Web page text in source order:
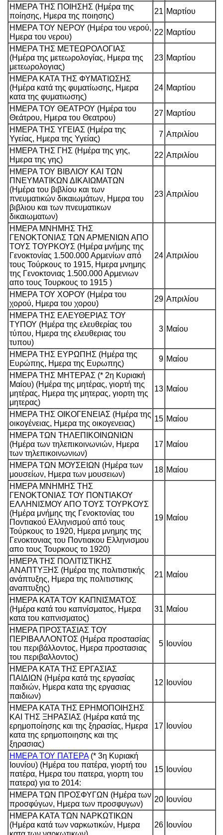
ΗΜΕΡΑ ΤΗΣ ΠΟΙΗΣΗΣ (Ημέρα της
ποίησης, Ημερα της ποιησης)
21 Μαρτίου
ΗΜΕΡΑ ΤΟΥ ΝΕΡΟΥ (Ημέρα του νερού,
Ημερα του νερου)
22 Μαρτίου
ΗΜΕΡΑ ΤΗΣ ΜΕΤΕΩΡΟΛΟΓΙΑΣ
(Ημέρα της μετεωρολογίας, Ημερα της
μετεωρολογιας)
23 Μαρτίου
ΗΜΕΡΑ ΚΑΤΑ ΤΗΣ ΦΥΜΑΤΙΩΣΗΣ
(Ημέρα κατά της φυματίωσης, Ημερα
κατα της φυματιωσης)
24 Μαρτίου
ΗΜΕΡΑ ΤΟΥ ΘΕΑΤΡΟΥ (Ημέρα του
Θεάτρου, Ημερα του Θεατρου)
27 Μαρτίου
ΗΜΕΡΑ ΤΗΣ ΥΓΕΙΑΣ (Ημέρα της
Υγείας, Ημερα της Υγείας)
7 Απριλίου
ΗΜΕΡΑ ΤΗΣ ΓΗΣ (Ημέρα της γης,
Ημερα της γης)
22 Απριλίου
ΗΜΕΡΑ ΤΟΥ ΒΙΒΛΙΟΥ ΚΑΙ ΤΩΝ
ΠΝΕΥΜΑΤΙΚΩΝ ΔΙΚΑΙΩΜΑΤΩΝ
(Ημέρα του βιβλίου και των
πνευματικών δικαιωμάτων, Ημερα του
βιβλιου και των πνευματικων
δικαιωματων)
23 Απριλίου
ΗΜΕΡΑ ΜΝΗΜΗΣ ΤΗΣ
ΓΕΝΟΚΤΟΝΙΑΣ ΤΩΝ ΑΡΜΕΝΙΩΝ ΑΠΟ
ΤΟΥΣ ΤΟΥΡΚΟΥΣ (Ημέρα μνήμης της
Γενοκτονίας 1.500.000 Αρμενίων από
τους Τούρκους το 1915, Ημερα μνημης
της Γενοκτονιας 1.500.000 Αρμενιων
απο τους Τουρκους το 1915 )
24 Απριλίου
ΗΜΕΡΑ ΤΟΥ ΧΟΡΟΥ (Ημέρα του
χορού, Ημερα του χορου)
29 Απριλίου
ΗΜΕΡΑ ΤΗΣ ΕΛΕΥΘΕΡΙΑΣ ΤΟΥ
ΤΥΠΟΥ (Ημέρα της ελευθερίας του
τύπου, Ημερα της ελευθεριας του
τυπου)
3 Μαίου
ΗΜΕΡΑ ΤΗΣ ΕΥΡΩΠΗΣ (Ημέρα της
Ευρώπης, Ημερα της Ευρωπης)
9 Μαίου
ΗΜΕΡΑ ΤΗΣ ΜΗΤΕΡΑΣ (* 2η Κυριακή
Μαίου) (Ημέρα της μητέρας, γιορτή της
μητέρας, Ημερα της μητερας, γιορτη της
μητερας)
13 Μαίου
ΗΜΕΡΑ ΤΗΣ ΟΙΚΟΓΕΝΕΙΑΣ (Ημέρα της
οικογένειας, Ημερα της οικογενειας)
15 Μαίου
ΗΜΕΡΑ ΤΩΝ ΤΗΛΕΠΙΚΟΙΝΩΝΙΩΝ
(Ημέρα των τηλεπικοινωνιών, Ημερα
των τηλεπικοινωνιων)
17 Μαίου
ΗΜΕΡΑ ΤΩΝ ΜΟΥΣΕΙΩΝ (Ημέρα των
μουσείων, Ημερα των μουσειων)
18 Μαίου
ΗΜΕΡΑ ΜΝΗΜΗΣ ΤΗΣ
ΓΕΝΟΚΤΟΝΙΑΣ ΤΟΥ ΠΟΝΤΙΑΚΟΥ
ΕΛΛΗΝΙΣΜΟΥ ΑΠΟ ΤΟΥΣ ΤΟΥΡΚΟΥΣ
(Ημέρα μνήμης της Γενοκτονίας του
Ποντιακού Ελληνισμού από τους
Τούρκους το 1920, Ημερα μνημης της
Γενοκτονιας του Ποντιακου Ελληνισμου
απο τους Τουρκους το 1920)
19 Μαίου
ΗΜΕΡΑ ΤΗΣ ΠΟΛΙΤΙΣΤΙΚΗΣ
ΑΝΑΠΤΥΞΗΣ (Ημέρα της πολιτιστικής
ανάπτυξης, Ημερα της πολιτιστικης
αναπτυξης)
21 Μαίου
ΗΜΕΡΑ ΚΑΤΑ ΤΟΥ ΚΑΠΝΙΣΜΑΤΟΣ
(Ημέρα κατά του καπνίσματος, Ημερα
κατα του καπνισματος)
31 Μαίου
ΗΜΕΡΑ ΠΡΟΣΤΑΣΙΑΣ ΤΟΥ
ΠΕΡΙΒΑΛΛΟΝΤΟΣ (Ημέρα προστασίας
του περιβάλλοντος, Ημερα προστασιας
του περιβαλλοντος)
5 Ιουνίου
ΗΜΕΡΑ ΚΑΤΑ ΤΗΣ ΕΡΓΑΣΙΑΣ
ΠΑΙΔΙΩΝ (Ημέρα κατά της εργασίας
παιδιών, Ημερα κατα της εργασιας
παιδιων)
12 Ιουνίου
ΗΜΕΡΑ ΚΑΤΑ ΤΗΣ ΕΡΗΜΟΠΟΙΗΣΗΣ
ΚΑΙ ΤΗΣ ΞΗΡΑΣΙΑΣ (Ημέρα κατά της
ερημοποίησης και της ξηρασίας, Ημερα
κατα της ερημοποιησης και της
ξηρασιας)
17 Ιουνίου
ΗΜΕΡΑ ΤΟΥ ΠΑΤΕΡΑ(* 3η Κυριακή
Ιουνίου) (Ημέρα του πατέρα, γιορτή του
πατέρα, Ημερα του πατερα, γιορτη του
πατερα) για το 2014:
15 Ιουνίου
ΗΜΕΡΑ ΤΩΝ ΠΡΟΣΦΥΓΩΝ (Ημέρα των
προσφύγων, Ημερα των προσφυγων)
20
Ιουνίου
ΗΜΕΡΑ ΚΑΤΑ ΤΩΝ ΝΑΡΚΩΤΙΚΩΝ
(Ημέρα κατά των ναρκωτικών, Ημερα
26 Ιουνίου